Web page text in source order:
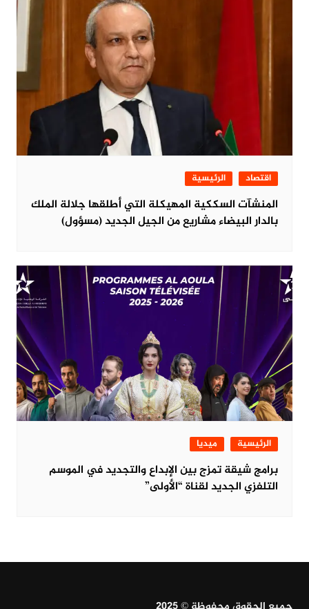
اقتصاد الرئيسية
المنشآت السككية المهيكلة التي أطلقها جلالة الملك
بالدار البيضاء مشاريع من الجيل الجديد (مسؤول)
الرئيسية ميديا
برامج شيقة تمزج بين الإبداع والتجديد في الموسم
التلفزي الجديد لقناة “الأولى”